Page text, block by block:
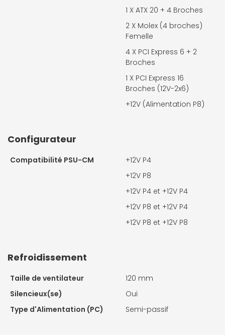
1 X ATX 20 + 4 Broches
2 X Molex (4 broches)
Femelle
4 X PCI Express 6 + 2
Broches
1 X PCI Express 16
Broches (12V-2x6)
+12V (Alimentation P8)
Configurateur
Compatibilité PSU-CM
+12V P4
+12V P8
+12V P4 et +12V P4
+12V P8 et +12V P4
+12V P8 et +12V P8
Refroidissement
Taille de ventilateur
120 mm
Silencieux(se)
Oui
Type d'Alimentation (PC)
Semi-passif